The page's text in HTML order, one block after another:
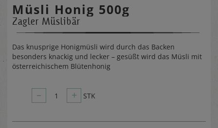
Müsli Honig 500g
Zagler Müslibär
Das knusprige Honigmüsli wird durch das Backen
besonders knackig und lecker – gesüßt wird das Müsli mit
österreichischem Blütenhonig
– 1 + STK